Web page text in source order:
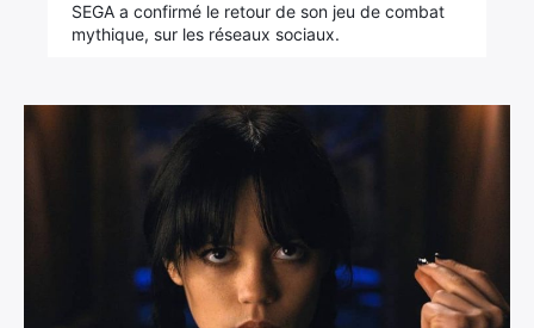
SEGA a confirmé le retour de son jeu de combat
mythique, sur les réseaux sociaux.